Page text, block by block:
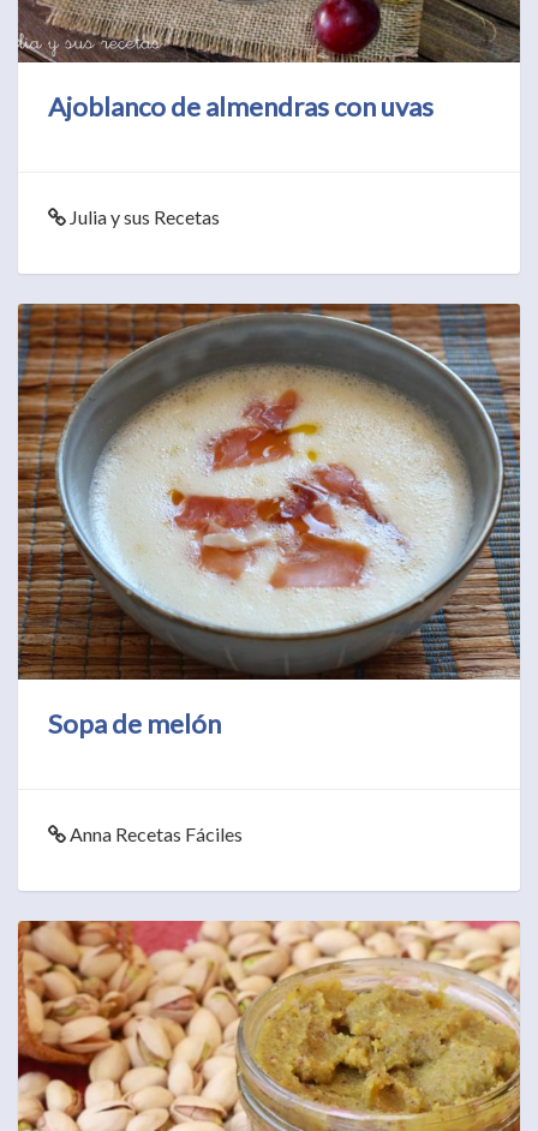
Ajoblanco de almendras con uvas
Julia y sus Recetas
Sopa de melón
Anna Recetas Fáciles